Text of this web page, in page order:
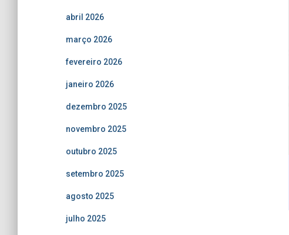
abril 2026
março 2026
fevereiro 2026
janeiro 2026
dezembro 2025
novembro 2025
outubro 2025
setembro 2025
agosto 2025
julho 2025